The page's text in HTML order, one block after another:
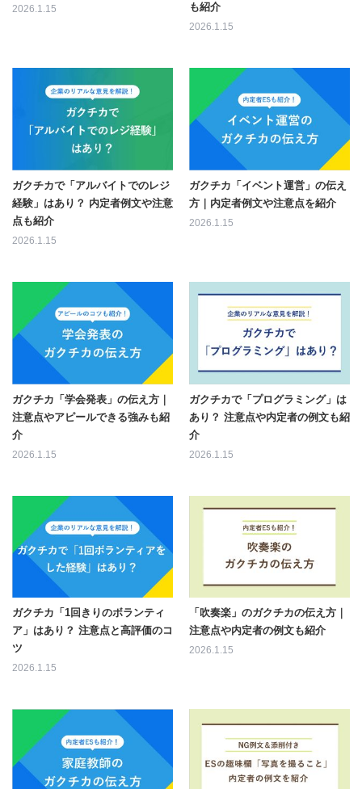
2026.1.15
も紹介
2026.1.15
ガクチカで「アルバイトでのレジ
経験」はあり？ 内定者例文や注意
点も紹介
2026.1.15
ガクチカ「イベント運営」の伝え
方｜内定者例文や注意点を紹介
2026.1.15
ガクチカ「学会発表」の伝え方｜
注意点やアピールできる強みも紹
介
2026.1.15
ガクチカで「プログラミング」は
あり？ 注意点や内定者の例文も紹
介
2026.1.15
ガクチカ「1回きりのボランティ
ア」はあり？ 注意点と高評価のコ
ツ
2026.1.15
「吹奏楽」のガクチカの伝え方｜
注意点や内定者の例文も紹介
2026.1.15